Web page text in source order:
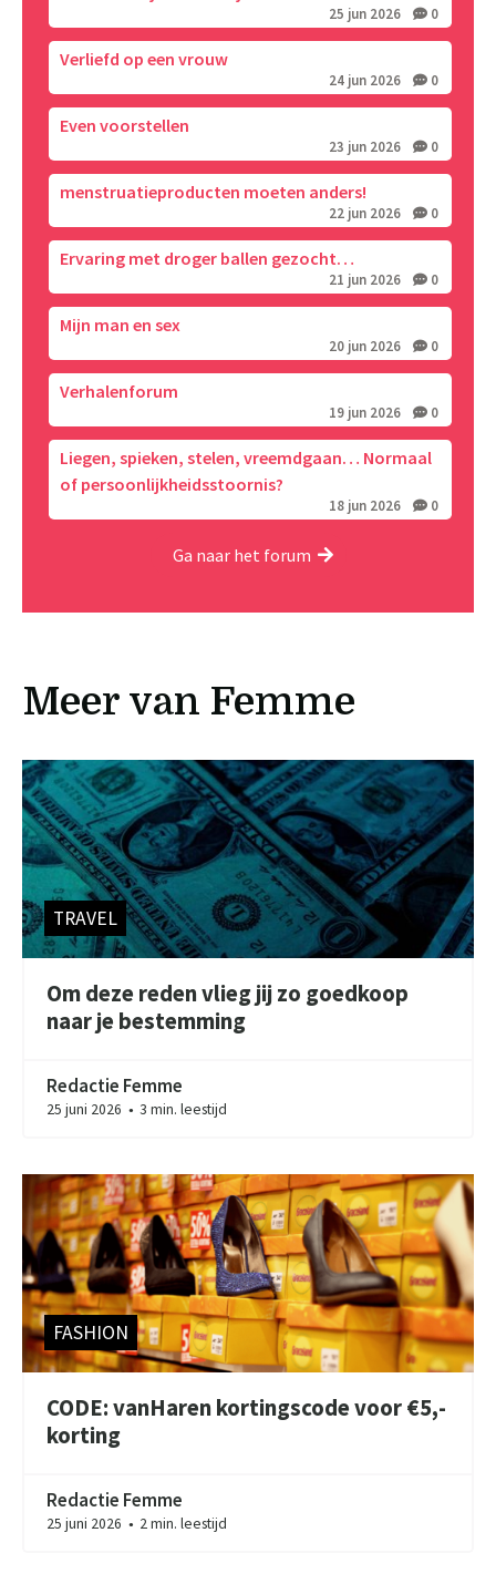
25 jun 2026 0
Verliefd op een vrouw
24 jun 2026 0
Even voorstellen
23 jun 2026 0
menstruatieproducten moeten anders!
22 jun 2026 0
Ervaring met droger ballen gezocht…
21 jun 2026 0
Mijn man en sex
20 jun 2026 0
Verhalenforum
19 jun 2026 0
Liegen, spieken, stelen, vreemdgaan… Normaal
of persoonlijkheidsstoornis?
18 jun 2026 0
Ga naar het forum
Meer van Femme
TRAVEL
Om deze reden vlieg jij zo goedkoop
naar je bestemming
Redactie Femme
25 juni 2026 ● 3 min. leestijd
FASHION
CODE: vanHaren kortingscode voor €5,-
korting
Redactie Femme
25 juni 2026 ● 2 min. leestijd